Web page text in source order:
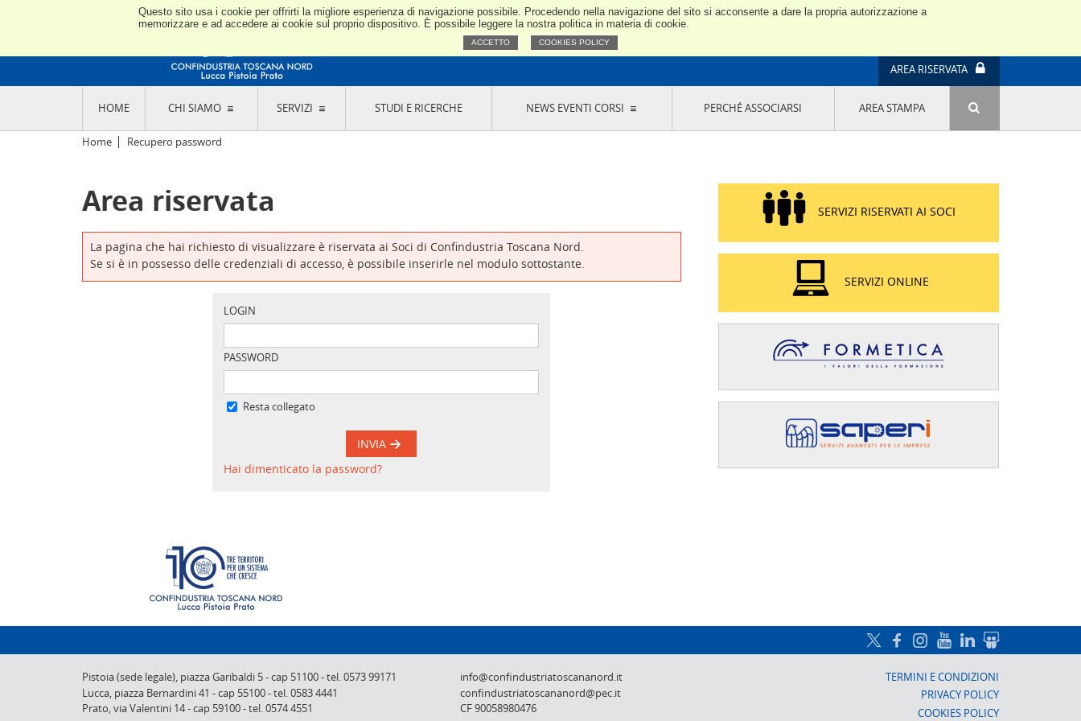
Questo sito usa i cookie per offrirti la migliore esperienza di navigazione possibile. Procedendo nella navigazione del sito si acconsente a dare la propria autorizzazione a
memorizzare e ad accedere ai cookie sul proprio dispositivo. È possibile leggere la nostra politica in materia di cookie.
ACCETTO COOKIES POLICY
Confindustria Toscana Nord
AREA RISERVATA
HOME CHI SIAMO
L'ASSOCIAZIONE
CODICE ETICO E DEI VALORI ASSOCIATIVI
TRASPARENZA CONTRIBUTI PUBBLICI
L'INDUSTRIA E IL TERRITORIO DI LUCCA,
PISTOIA E PRATO
SEDI E CONTATTI
ABOUT US
DESIGNAZIONE
ORGANI DI CONTROLLO
COMITATO PICCOLA
INDUSTRIA
GRUPPI DI ACQUISTO
EDIZIONE
PROGETTO LU.ME.
IL MANAGER DELLA SOSTENIBILITÀ NEL
DISTRETTO TESSILE PRATESE
GRUPPO IMPRENDITORIA FEMMINILE
SOSTENIBILITÀ
SERVIZI STUDI E RICERCHE NEWS EVENTI CORSI PERCHÉ ASSOCIARSI AREA STAMPA
Home Recupero password
Area riservata
La pagina che hai richiesto di visualizzare è riservata ai Soci di Confindustria Toscana Nord.
Se si è in possesso delle credenziali di accesso, è possibile inserirle nel modulo sottostante.
LOGIN
PASSWORD
Resta collegato
INVIA
Hai dimenticato la password?
SERVIZI RISERVATI AI SOCI
SERVIZI ONLINE
Pistoia (sede legale), piazza Garibaldi 5-cap 51100-tel. 0573 99171
Lucca, piazza Bernardini 41 -cap 55100-tel. 0583 4441
Prato,via Valentini 14-cap 59100-tel. 0574 4551
info@confindustriatoscananord.it
confindustriatoscananord@pec.it
CF 90058980476
TERMINI E CONDIZIONI
PRIVACY POLICY
COOKIES POLICY